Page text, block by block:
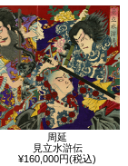
周延
見立水滸伝
¥160,000円(税込)